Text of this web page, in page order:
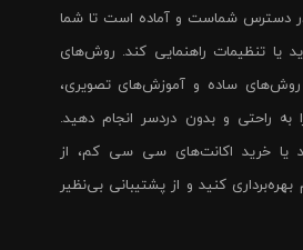
دسترس شماست و آماده است تا شما
یا تنظیمات راهنمایی کند. روش‌های
روش‌های ساده و آموزش‌های تصویری،
راحتی و بدون دردسر انجام دهید.
یا خرید اکانت‌های سی سی کم، از
کنید و از پشتیبانی بی‌نظیر